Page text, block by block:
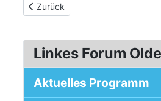
Vorheriger Beitrag: 40 Jahre
Zurück
Linkes Forum
Aktuelles Programm